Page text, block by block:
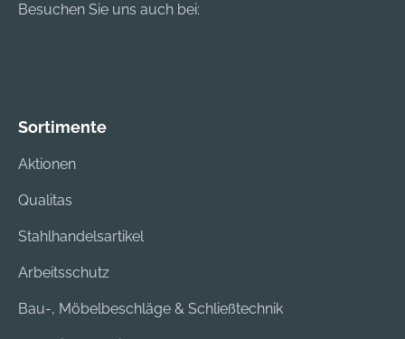
Besuchen Sie uns auch bei:
Sortimente
Aktionen
Qualitas
Stahlhandelsartikel
Arbeitsschutz
Bau-, Möbelbeschläge & Schließtechnik